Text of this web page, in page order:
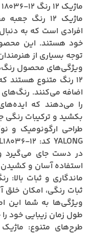
ماژیک 12 رنگ Yalong 18036-12
افرادی است که به
خود هستند. این
توجه بسیاری از
ویژگی‌های محصول
12 رنگ متنوع هستند
اضافه می‌کنند.
را می‌دهند که
بکشید و ترکیبات رنگی
در دست جای می‌گیرد
استفاده آسان و
ماندگاری و ثبات بالا:
ثبات رنگی، امکان خلق
ویژگی‌ها به شما این
طول زمان زیبایی خود